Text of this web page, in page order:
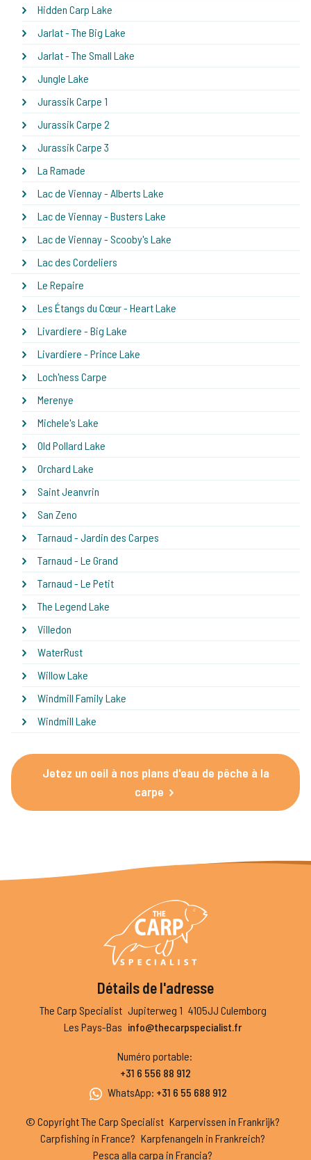
Hidden Carp Lake
Jarlat - The Big Lake
Jarlat - The Small Lake
Jungle Lake
Jurassik Carpe 1
Jurassik Carpe 2
Jurassik Carpe 3
La Ramade
Lac de Viennay - Alberts Lake
Lac de Viennay - Busters Lake
Lac de Viennay - Scooby's Lake
Lac des Cordeliers
Le Repaire
Les Étangs du Cœur - Heart Lake
Livardiere - Big Lake
Livardiere - Prince Lake
Loch'ness Carpe
Merenye
Michele's Lake
Old Pollard Lake
Orchard Lake
Saint Jeanvrin
San Zeno
Tarnaud - Jardin des Carpes
Tarnaud - Le Grand
Tarnaud - Le Petit
The Legend Lake
Villedon
WaterRust
Willow Lake
Windmill Family Lake
Windmill Lake
Jetez un oeil à nos plans d'eau de pêche à la
carpe
Détails de l'adresse
The Carp Specialist Jupiterweg 1 4105JJ Culemborg
Les Pays-Bas info@thecarpspecialist.fr
Numéro portable:
+31 6 556 88 912
WhatsApp: +31 6 55 688 912
© Copyright The Carp Specialist Karpervissen in Frankrijk?
Carpfishing in France? Karpfenangeln in Frankreich?
Pesca alla carpa in Francia?